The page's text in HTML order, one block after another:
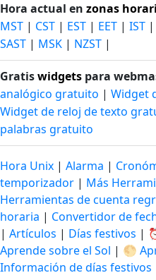
Hora actual en zonas
MST | CST | EST | EET | IST |
SAST | MSK | NZST |
Gratiswidgets para
analógico gratuito | Widget
Widget de reloj de texto
palabras gratuito
Hora Unix | Alarma |
temporizador | Más
Herramientas de cuenta
horaria | Convertidor de
| Artículos | Días festivos |
Aprende sobre el Sol | 🌕
Información de días festivos